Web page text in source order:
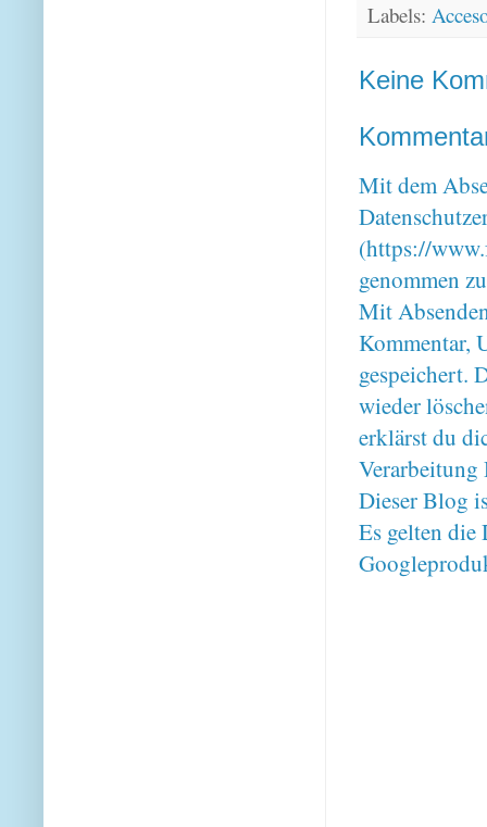
Labels:
Keine
Mit dem
(https://
genommen
Mit
Kommentar,
gespeichert.
wieder
erklärst du
Verarbeitung
Dieser Blog
Es gelten